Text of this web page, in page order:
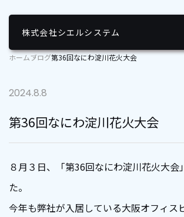
株式会社シエルシステム
ホームブログ第36回なにわ淀川花火大会
2024.8.8
第36回なにわ淀川花火大会
８月３日、「第36回なにわ淀川花火大会
た。
今年も弊社が入居している大阪オフィス